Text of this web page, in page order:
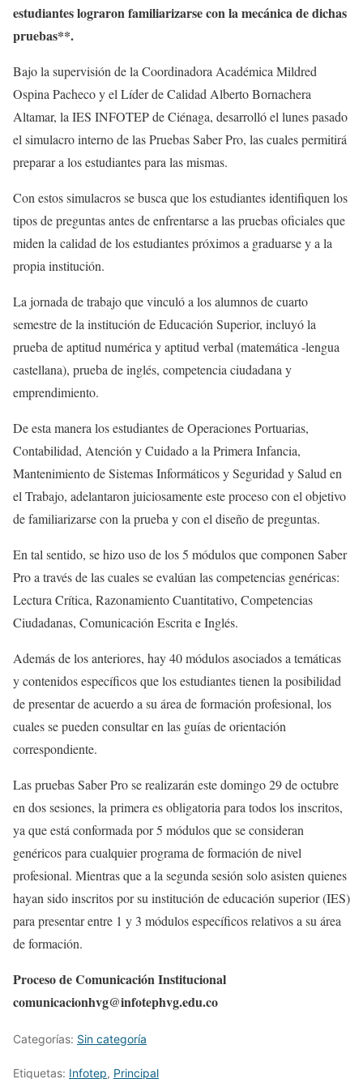
estudiantes lograron familiarizarse con la mecánica de dichas
pruebas**.
Bajo la supervisión de la Coordinadora Académica Mildred
Ospina Pacheco y el Líder de Calidad Alberto Bornachera
Altamar, la IES INFOTEP de Ciénaga, desarrolló el lunes pasado
el simulacro interno de las Pruebas Saber Pro, las cuales permitirá
preparar a los estudiantes para las mismas.
Con estos simulacros se busca que los estudiantes identifiquen los
tipos de preguntas antes de enfrentarse a las pruebas oficiales que
miden la calidad de los estudiantes próximos a graduarse y a la
propia institución.
La jornada de trabajo que vinculó a los alumnos de cuarto
semestre de la institución de Educación Superior, incluyó la
prueba de aptitud numérica y aptitud verbal (matemática -lengua
castellana), prueba de inglés, competencia ciudadana y
emprendimiento.
De esta manera los estudiantes de Operaciones Portuarias,
Contabilidad, Atención y Cuidado a la Primera Infancia,
Mantenimiento de Sistemas Informáticos y Seguridad y Salud en
el Trabajo, adelantaron juiciosamente este proceso con el objetivo
de familiarizarse con la prueba y con el diseño de preguntas.
En tal sentido, se hizo uso de los 5 módulos que componen Saber
Pro a través de las cuales se evalúan las competencias genéricas:
Lectura Crítica, Razonamiento Cuantitativo, Competencias
Ciudadanas, Comunicación Escrita e Inglés.
Además de los anteriores, hay 40 módulos asociados a temáticas
y contenidos específicos que los estudiantes tienen la posibilidad
de presentar de acuerdo a su área de formación profesional, los
cuales se pueden consultar en las guías de orientación
correspondiente.
Las pruebas Saber Pro se realizarán este domingo 29 de octubre
en dos sesiones, la primera es obligatoria para todos los inscritos,
ya que está conformada por 5 módulos que se consideran
genéricos para cualquier programa de formación de nivel
profesional. Mientras que a la segunda sesión solo asisten quienes
hayan sido inscritos por su institución de educación superior (IES)
para presentar entre 1 y 3 módulos específicos relativos a su área
de formación.
Proceso de Comunicación Institucional
comunicacionhvg@infotephvg.edu.co
Categorías: Sin categoría
Etiquetas: Infotep, Principal